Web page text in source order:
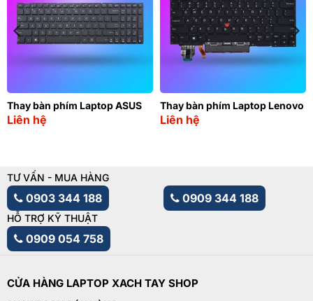
Thay bàn phím Laptop ASUS
Liên hệ
Thay bàn phím Laptop Lenovo
Liên hệ
TƯ VẤN - MUA HÀNG
0903 344 188 0909 344 188
HỖ TRỢ KỸ THUẬT
0909 054 758
CỬA HÀNG LAPTOP XACH TAY SHOP